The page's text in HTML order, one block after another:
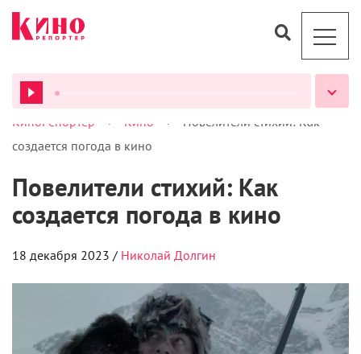
ВСЕ ПОДКАСТЫ
10 киллеров, правду о
17 декабря 2023 /